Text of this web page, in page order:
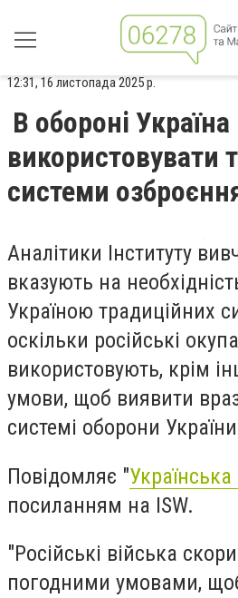
12:31, 16 листопада 2025 р.
В обороні
використовувати
системи
Аналітики Інституту
вказують на
Україною традиційних
оскільки російські
використовують, крім
умови, щоб виявити
системі оборони
Повідомляє "
посиланням на ISW.
"Російські війська
погодними умовами,